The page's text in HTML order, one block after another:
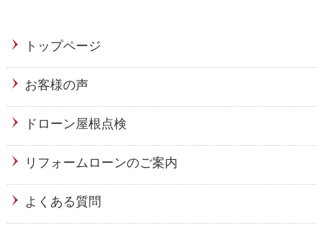
トップページ
お客様の声
ドローン屋根点検
リフォームローンのご案内
よくある質問